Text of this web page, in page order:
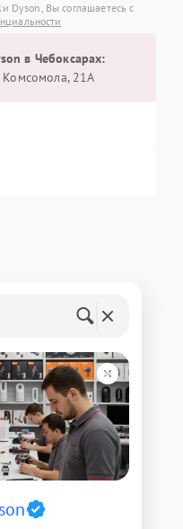
Dyson, Вы соглашаетесь с
в Чебоксарах:
Комсомола, 21А